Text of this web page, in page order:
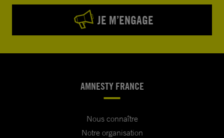
JE M’ENGAGE
AMNESTY FRANCE
Nous connaître
Notre organisation